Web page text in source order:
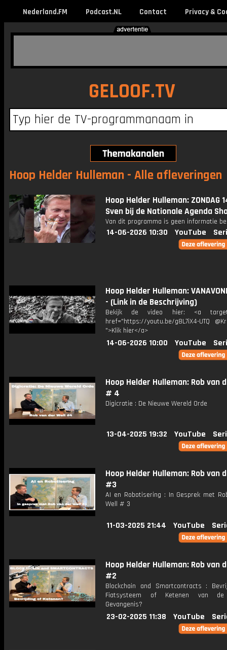
Nederland.FM Podcast.NL Contact Privacy &
GELOOF.TV
Hoop Helder Hulleman - Alle afleveringen
Hoop Helder Hulleman: ZONDAG
Sven bij de Nationale Agenda
Van dit programma is geen informatie
14-06-2026 10:30 YouTube
Hoop Helder Hulleman:
- (Link in de Beschrijving)
Bekijk de video hier: <a
href="https://youtu.be/g8L7iX4-UTQ
">Klik hier</a>
14-06-2026 10:00 YouTube
Hoop Helder Hulleman: Rob van
# 4
Digicratie : De Nieuwe Wereld Orde
13-04-2025 19:32 YouTube
Hoop Helder Hulleman: Rob van
#3
AI en Robotisering : In Gesprek met
Well # 3
11-03-2025 21:44 YouTube
Hoop Helder Hulleman: Rob van
#2
Blockchain and Smartcontracts :
Fiatsysteem of Ketenen van de
Gevangenis?
23-02-2025 11:38 YouTube